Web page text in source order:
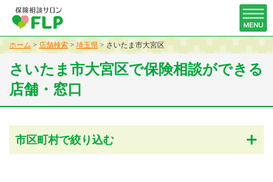
ホーム > 店舗検索 > 埼玉県 > さいたま市大宮区
さいたま市大宮区で保険相談ができる
店舗・窓口
市区町村で絞り込む